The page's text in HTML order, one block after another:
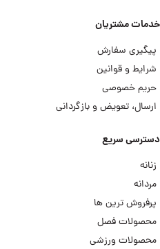
خدمات مشتریان
پیگیری سفارش
شرایط و قوانین
حریم خصوصی
ارسال، تعویض و بازگردانی
دسترسی سریع
زنانه
مردانه
پرفروش ترین ها
محصولات فصل
محصولات ورزشی